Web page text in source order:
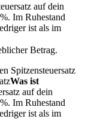
auf dein
Im Ruhestand
ist als im
Betrag.
Spitzensteuersatz
Was ist
auf dein
Im Ruhestand
ist als im